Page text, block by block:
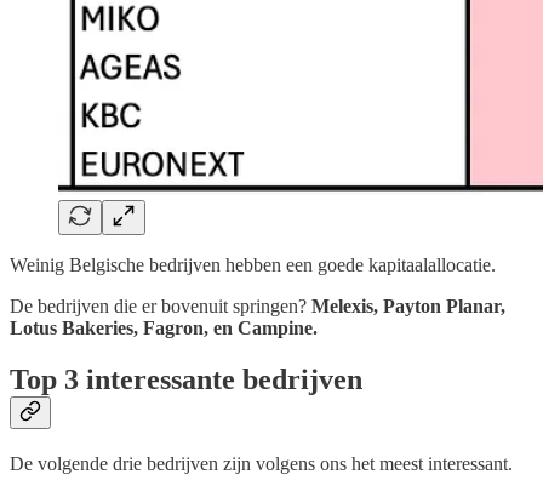
Weinig Belgische bedrijven hebben een goede kapitaalallocatie.
De bedrijven die er bovenuit springen? Melexis, Payton Planar,
Lotus Bakeries, Fagron, en Campine.
Top 3 interessante bedrijven
De volgende drie bedrijven zijn volgens ons het meest interessant.